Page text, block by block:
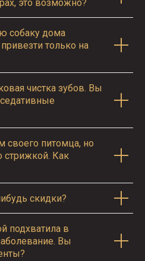
это возможно?
собаку дома
только на
чистка зубов. Вы
своего питомца, но
стрижкой. Как
скидки?
подхватила в
Вы